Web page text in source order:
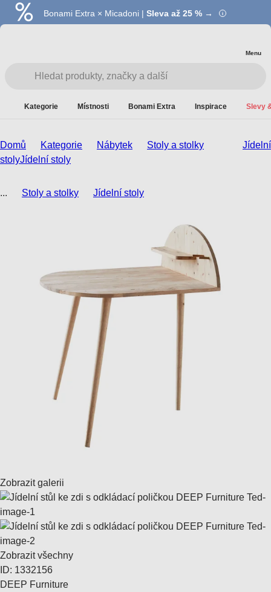
Bonami Extra × Micadoni | Sleva až 25 % →
Summer Sale | Ušetřete až 40 % →
Menu
Kategorie Místnosti Bonami Extra Inspirace Slevy
Domů Kategorie Nábytek Stoly a stolky
Jídelní
stolyJídelní stoly
... Stoly a stolky Jídelní stoly
Zobrazit galerii
Zobrazit všechny
ID: 1332156
DEEP Furniture